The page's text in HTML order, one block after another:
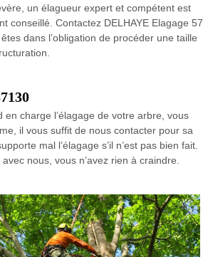
un élagueur expert et compétent est
conseillé. Contactez DELHAYE Elagage 57
dans l’obligation de procéder une taille
charge l’élagage de votre arbre, vous
il vous suffit de nous contacter pour sa
mal l’élagage s’il n’est pas bien fait.
nous, vous n’avez rien à craindre.